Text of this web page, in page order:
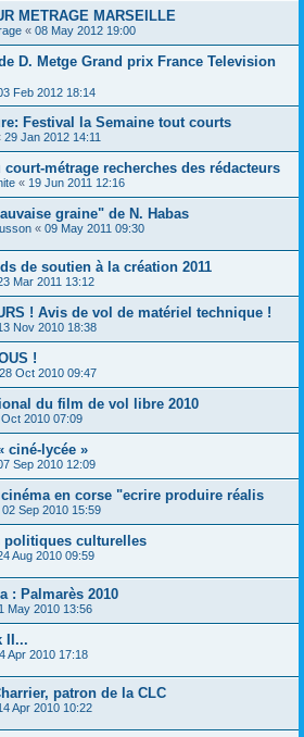
METRAGE MARSEILLE
« 08 May 2012 19:00
D. Metge Grand prix France Television
Feb 2012 18:14
Festival la Semaine tout courts
29 Jan 2012 14:11
court-métrage recherches des rédacteurs
« 19 Jun 2011 12:16
graine" de N. Habas
« 09 May 2011 09:30
de soutien à la création 2011
Mar 2011 13:12
! Avis de vol de matériel technique !
Nov 2010 18:38
!
28 Oct 2010 09:47
du film de vol libre 2010
2010 07:09
ciné-lycée »
Sep 2010 12:09
en corse "ecrire produire réalis
02 Sep 2010 15:59
politiques culturelles
Aug 2010 09:59
: Palmarès 2010
May 2010 13:56
II...
Apr 2010 17:18
patron de la CLC
Apr 2010 10:22